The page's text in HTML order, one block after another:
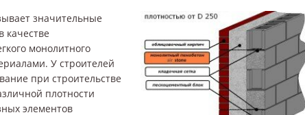
значительные
качестве
монолитного
У строителей
при строительстве
плотности
элементов